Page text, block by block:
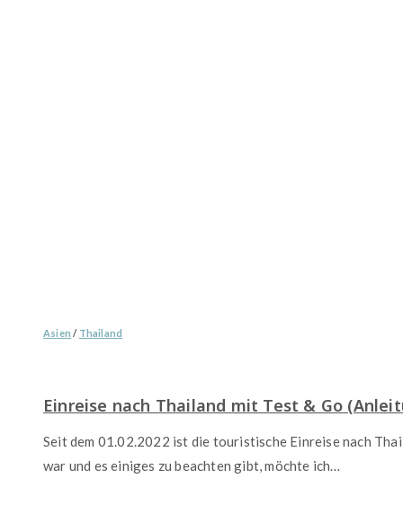
Asien / Thailand
Einreise nach Thailand mit Test & Go
Seit dem 01.02.2022 ist die touristische Einreise nach
war und es einiges zu beachten gibt, möchte ich…